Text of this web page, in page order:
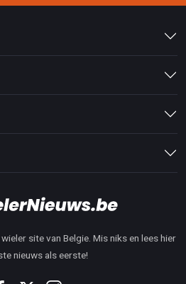
site van Belgie. Mis niks en lees hier
nieuws als eerste!